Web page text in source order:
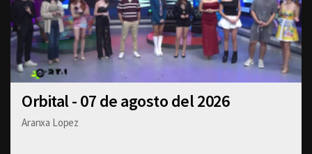
Orbital - 07 de agosto del 2026
Aranxa Lopez